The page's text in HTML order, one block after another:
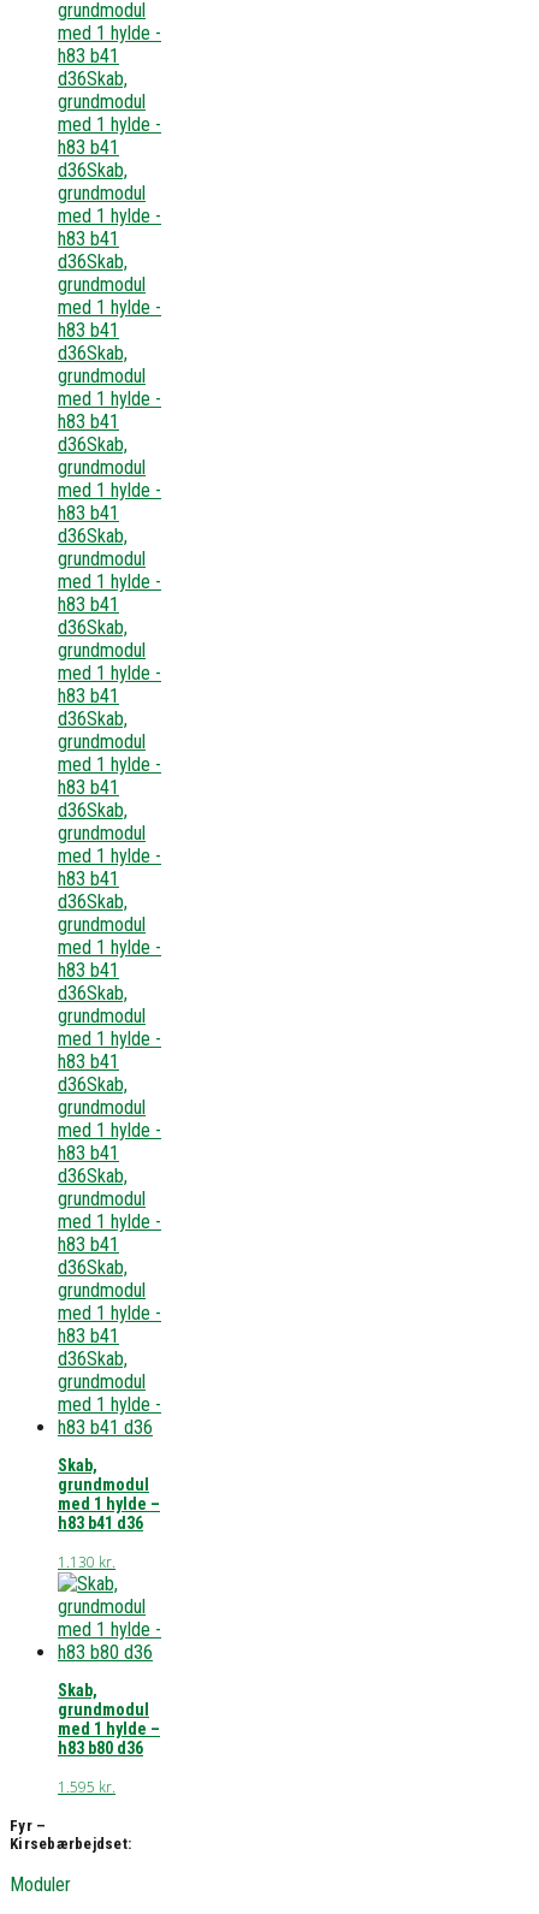
Skab,
grundmodul
med 1 hylde –
h83 b41 d36
1.130 kr.
Skab,
grundmodul
med 1 hylde –
h83 b80 d36
1.595 kr.
Fyr –
Kirsebærbejdset:
Moduler